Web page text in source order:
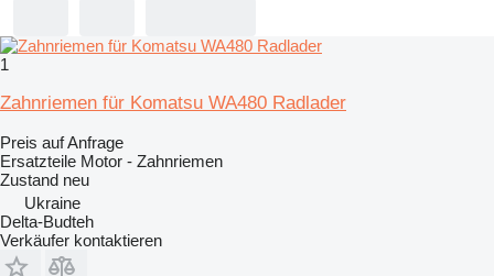
1
Zahnriemen für Komatsu WA480 Radlader
Preis auf Anfrage
Ersatzteile Motor - Zahnriemen
Zustand neu
Ukraine
Delta-Budteh
Verkäufer kontaktieren